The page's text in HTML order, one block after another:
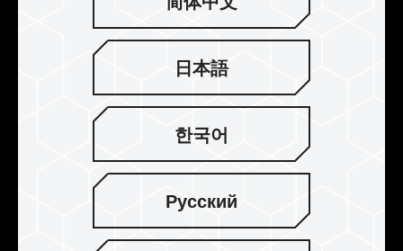
T-FORCE DELTA RGB 电竞内存支持
多家灯效控制软件
T-FORCE DELTA RGB 支援 ASUS Aura Sync /
GIGABYTE RGB Fusion 2.0 / MSI Mystic Light
Sync / ASROCK-Polychrome Sync / BIOSTAR
Advanced VIVID LED DJ软件，玩家可让 T-
日本語
한국어
Русский